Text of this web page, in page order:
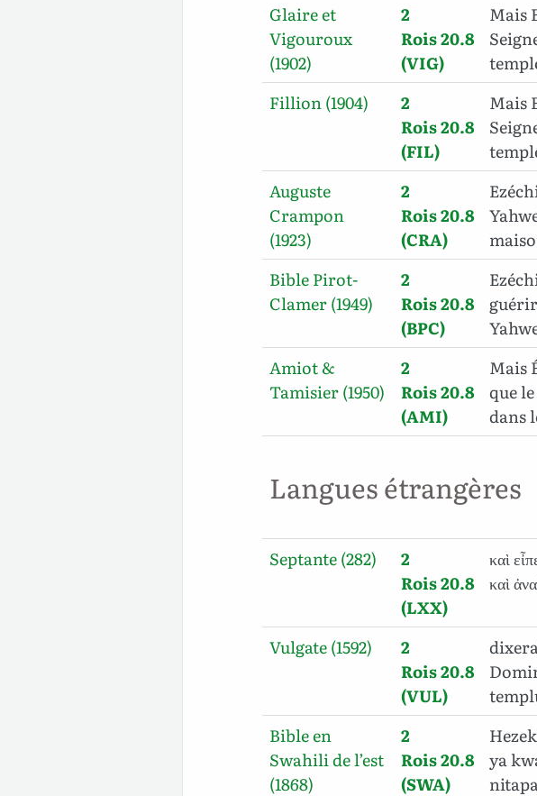
Glaire et
Vigouroux
(1902)
2
Rois 20.8
(VIG)
Mais
Fillion (1904)
2
Rois 20.8
(FIL)
Mais
Auguste
Crampon
(1923)
2
Rois 20.8
(CRA)
Bible Pirot-
Clamer (1949)
2
Rois 20.8
(BPC)
Amiot &
Tamisier (1950)
2
Rois 20.8
(AMI)
Mais
que
dans
Langues étrangères
Septante (282)
2
Rois 20.8
(LXX)
καὶ
καὶ
Vulgate (1592)
2
Rois 20.8
(VUL)
Bible en
Swahili de l’est
(1868)
2
Rois 20.8
(SWA)
ya